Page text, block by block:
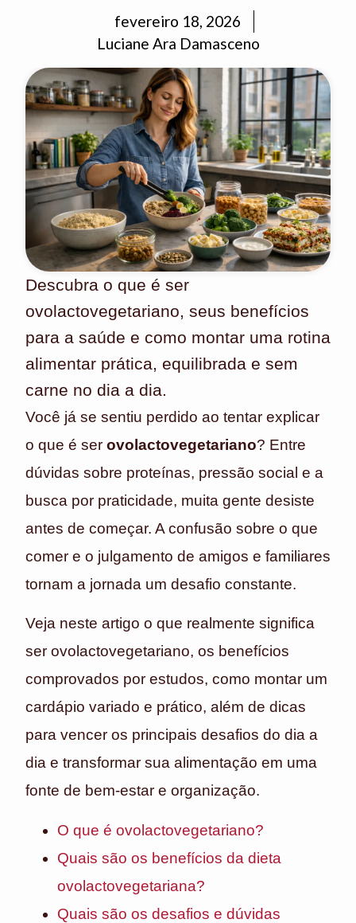
fevereiro 18, 2026
Luciane Ara Damasceno
Descubra o que é ser
ovolactovegetariano, seus benefícios
para a saúde e como montar uma rotina
alimentar prática, equilibrada e sem
carne no dia a dia.
Você já se sentiu perdido ao tentar explicar
o que é ser ovolactovegetariano? Entre
dúvidas sobre proteínas, pressão social e a
busca por praticidade, muita gente desiste
antes de começar. A confusão sobre o que
comer e o julgamento de amigos e familiares
tornam a jornada um desafio constante.
Veja neste artigo o que realmente significa
ser ovolactovegetariano, os benefícios
comprovados por estudos, como montar um
cardápio variado e prático, além de dicas
para vencer os principais desafios do dia a
dia e transformar sua alimentação em uma
fonte de bem-estar e organização.
O que é ovolactovegetariano?
Quais são os benefícios da dieta
ovolactovegetariana?
Quais são os desafios e dúvidas